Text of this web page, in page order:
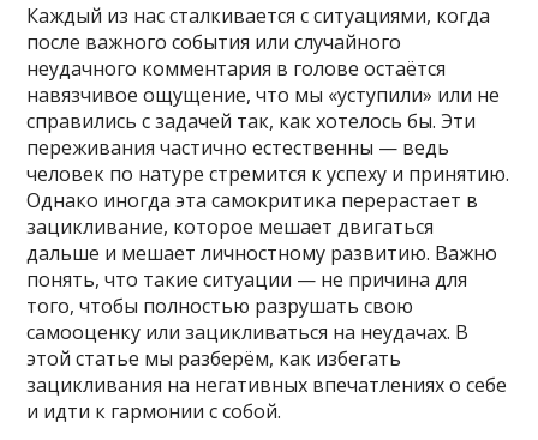
Каждый из нас сталкивается с ситуациями, когда
после важного события или случайного
неудачного комментария в голове остаётся
навязчивое ощущение, что мы «уступили» или не
справились с задачей так, как хотелось бы. Эти
переживания частично естественны — ведь
человек по натуре стремится к успеху и принятию.
Однако иногда эта самокритика перерастает в
зацикливание, которое мешает двигаться
дальше и мешает личностному развитию. Важно
понять, что такие ситуации — не причина для
того, чтобы полностью разрушать свою
самооценку или зацикливаться на неудачах. В
этой статье мы разберём, как избегать
зацикливания на негативных впечатлениях о себе
и идти к гармонии с собой.